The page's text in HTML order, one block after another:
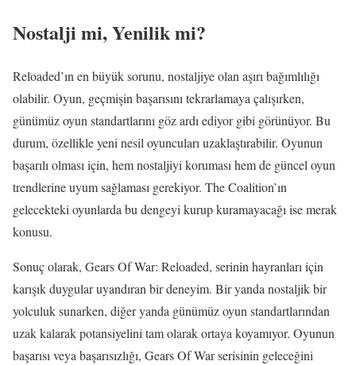
Nostalji mi, Yenilik mi?
Reloaded’ın en büyük sorunu, nostaljiye olan aşırı bağımlılığı
olabilir. Oyun, geçmişin başarısını tekrarlamaya çalışırken,
günümüz oyun standartlarını göz ardı ediyor gibi görünüyor. Bu
durum, özellikle yeni nesil oyuncuları uzaklaştırabilir. Oyunun
başarılı olması için, hem nostaljiyi koruması hem de güncel oyun
trendlerine uyum sağlaması gerekiyor. The Coalition’ın
gelecekteki oyunlarda bu dengeyi kurup kuramayacağı ise merak
konusu.
Sonuç olarak, Gears Of War: Reloaded, serinin hayranları için
karışık duygular uyandıran bir deneyim. Bir yanda nostaljik bir
yolculuk sunarken, diğer yanda günümüz oyun standartlarından
uzak kalarak potansiyelini tam olarak ortaya koyamıyor. Oyunun
başarısı veya başarısızlığı, Gears Of War serisinin geleceğini